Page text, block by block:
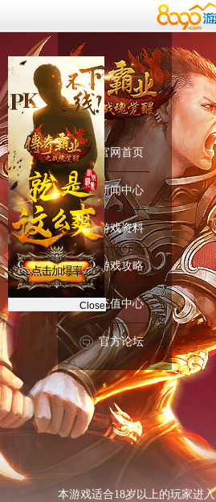
Close
官网首页
新闻中心
游戏资料
游戏攻略
充值中心
官方论坛
本游戏适合18岁以上的玩家进入